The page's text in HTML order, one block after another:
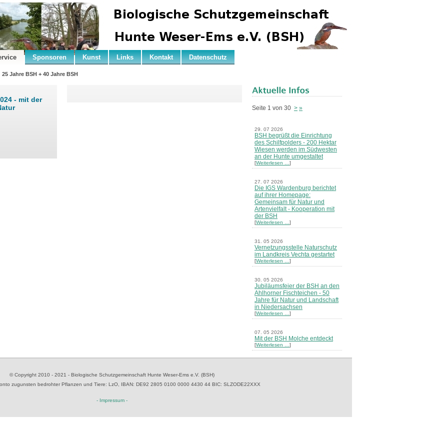
Sponsoren Kunst Links Kontakt Datenschutz
25 Jahre BSH + 40 Jahre BSH
- mit der
Seite 1 von 30 > »
29. 07 2026
BSH begrüßt die Einrichtung
des Schilfpolders - 200 Hektar
Wiesen werden im Südwesten
an der Hunte umgestaltet
[Weiterlesen … ]
27. 07 2026
Die IGS Wardenburg berichtet
auf ihrer Homepage:
Gemeinsam für Natur und
Artenvielfalt - Kooperation mit
der BSH
[Weiterlesen … ]
31. 05 2026
Vernetzungsstelle Naturschutz
im Landkreis Vechta gestartet
[Weiterlesen … ]
30. 05 2026
Jubiläumsfeier der BSH an den
Ahlhorner Fischteichen - 50
Jahre für Natur und Landschaft
in Niedersachsen
[Weiterlesen … ]
07. 05 2026
Mit der BSH Molche entdeckt
[Weiterlesen … ]
[Weiterlesen …
© Copyright 2010 - 2021 - Biologische Schutzgemeinschaft Hunte Weser-Ems e.V. (BSH)
zugunsten bedrohter Pflanzen und Tiere: LzO, IBAN: DE92 2805 0100 0000 4430 44 BIC: SLZODE22XXX
- Impressum -